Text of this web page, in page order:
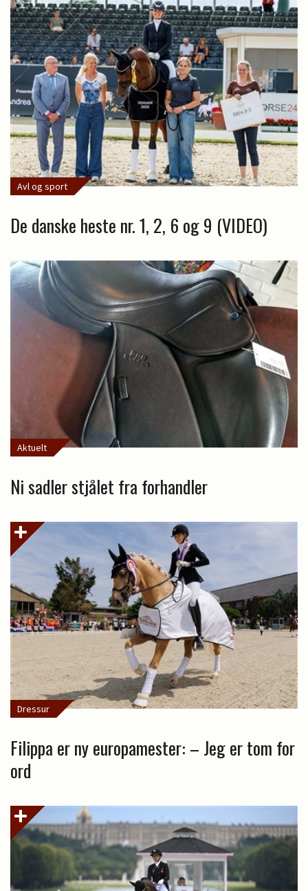
Avl og sport
De danske heste nr. 1, 2, 6 og 9 (VIDEO)
Aktuelt
Ni sadler stjålet fra forhandler
Dressur
Filippa er ny europamester: – Jeg er tom for
ord